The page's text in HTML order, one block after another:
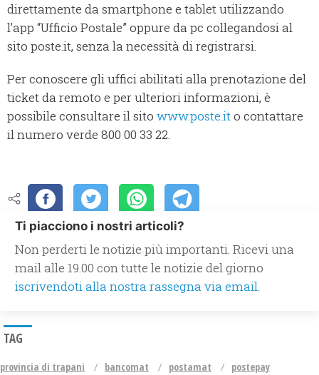
direttamente da smartphone e tablet utilizzando
l’app “Ufficio Postale” oppure da pc collegandosi al
sito poste.it, senza la necessità di registrarsi.
Per conoscere gli uffici abilitati alla prenotazione del
ticket da remoto e per ulteriori informazioni, è
possibile consultare il sito www.poste.ito contattare
il numero verde 800 00 33 22.
Ti piacciono i nostri articoli?
Non perderti le notizie più importanti. Ricevi una
mail alle 19.00 con tutte le notizie del giorno
iscrivendoti alla nostra rassegna via email.
TAG
provincia di trapani bancomat postamat postepay